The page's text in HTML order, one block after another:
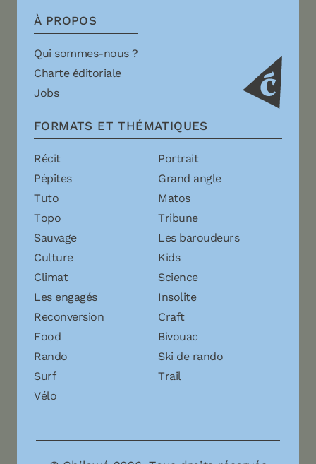
À PROPOS
Qui sommes-nous ?
Charte éditoriale
Jobs
FORMATS ET THÉMATIQUES
Récit
Portrait
Pépites
Grand angle
Tuto
Matos
Topo
Tribune
Sauvage
Les baroudeurs
Culture
Kids
Climat
Science
Les engagés
Insolite
Reconversion
Craft
Food
Bivouac
Rando
Ski de rando
Surf
Trail
Vélo